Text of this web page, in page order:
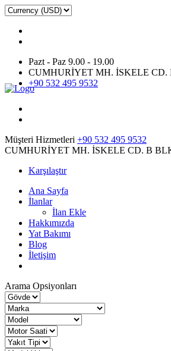
Pazt - Paz 9.00 - 19.00
CUMHURİYET MH. İSKELE CD.
+90 532 495 9532
Müşteri Hizmetleri +90 532 495 9532
CUMHURİYET MH. İSKELE CD. B
Karşılaştır
Ana Sayfa
İlanlar
İlan Ekle
Hakkımızda
Yat Bakımı
Blog
İletişim
Arama Opsiyonları